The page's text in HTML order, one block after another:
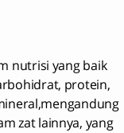
nutrisi yang baik
protein,
zat lainnya, yang